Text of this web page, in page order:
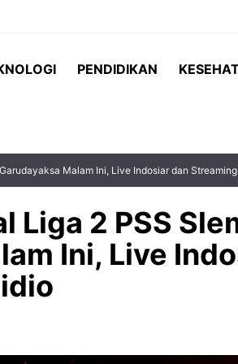
PENDIDIKAN
Malam Ini, Live Indosiar dan
Liga 2 PSS
Ini, Live
Indonesia vs
terakhir
Cup
Teh serai